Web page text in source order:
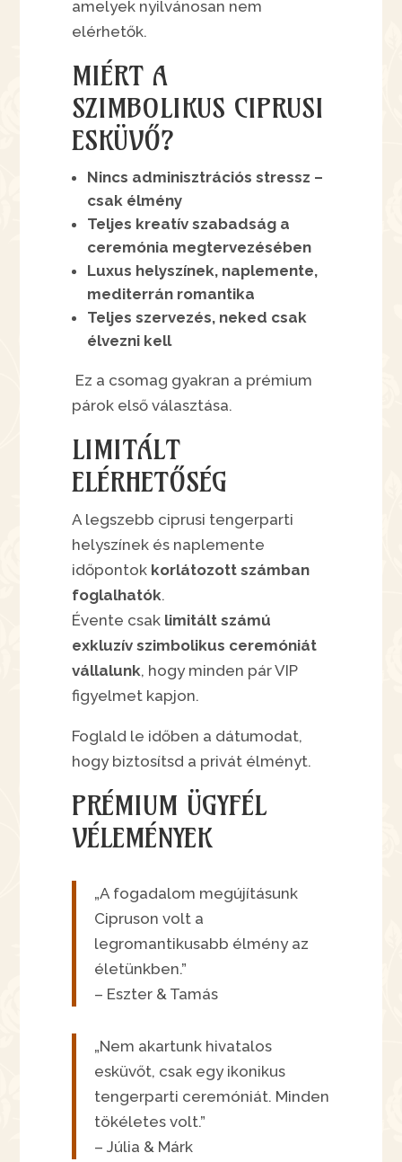
amelyek nyilvánosan nem
elérhetők.
MIÉRT A
SZIMBOLIKUS CIPRUSI
ESKÜVŐ?
Nincs adminisztrációs stressz –
csak élmény
Teljes kreatív szabadság a
ceremónia megtervezésében
Luxus helyszínek, naplemente,
mediterrán romantika
Teljes szervezés, neked csak
élvezni kell
Ez a csomag gyakran a prémium
párok első választása.
LIMITÁLT
ELÉRHETŐSÉG
A legszebb ciprusi tengerparti
helyszínek és naplemente
időpontok korlátozott számban
foglalhatók.
Évente csak limitált számú
exkluzív szimbolikus ceremóniát
vállalunk, hogy minden pár VIP
figyelmet kapjon.
Foglald le időben a dátumodat,
hogy biztosítsd a privát élményt.
PRÉMIUM ÜGYFÉL
VÉLEMÉNYEK
„A fogadalom megújításunk
Cipruson volt a
legromantikusabb élmény az
életünkben.”
– Eszter & Tamás
„Nem akartunk hivatalos
esküvőt, csak egy ikonikus
tengerparti ceremóniát. Minden
tökéletes volt.”
– Júlia & Márk